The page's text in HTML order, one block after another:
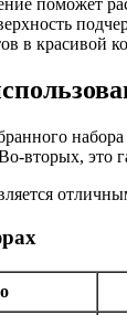
в красивой
вторых, это